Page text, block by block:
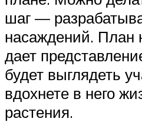
шаг —
насаждений. План
дает
будет выглядеть
вдохнете в него
растения.